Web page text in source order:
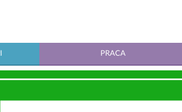
PRACA